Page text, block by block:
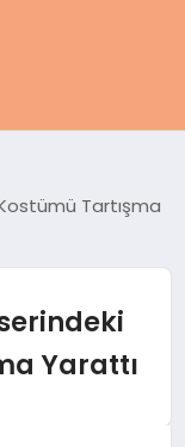
Tartışma
Yarattı